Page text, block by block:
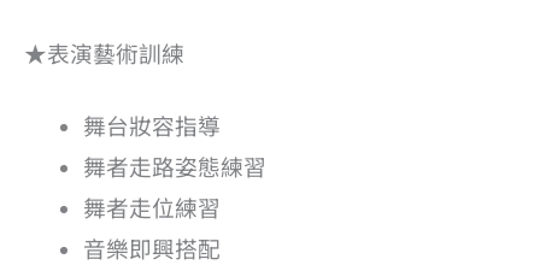
★表演藝術訓練
舞台妝容指導
舞者走路姿態練習
舞者走位練習
音樂即興搭配